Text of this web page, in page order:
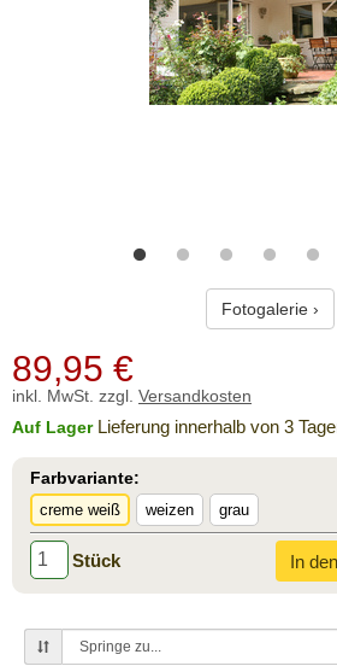
Fotogalerie ›
89,95 €
inkl. MwSt. zzgl. Versandkosten
Auf LagerLieferung innerhalb von 3
Farbvariante:
creme weiß weizen grau
Stück In